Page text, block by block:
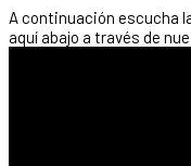
A continuación escucha
aquí abajo a través de